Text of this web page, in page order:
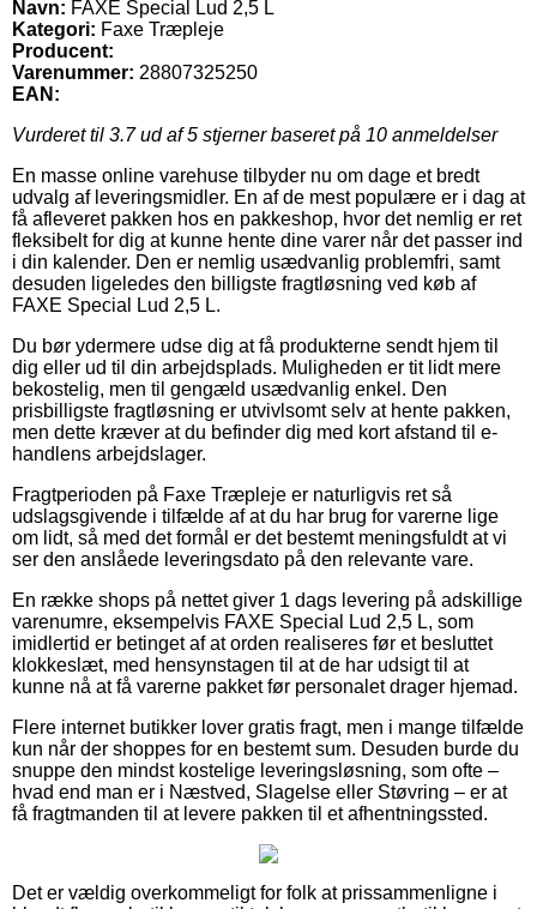
Navn: FAXE Special Lud 2,5 L
Kategori: Faxe Træpleje
Producent:
Varenummer: 28807325250
EAN:
Vurderet til 3.7ud af 5 stjerner baseret på 10 anmeldelser
En masse online varehuse tilbyder nu om dage et bredt
udvalg af leveringsmidler. En af de mest populære er i dag at
få afleveret pakken hos en pakkeshop, hvor det nemlig er ret
fleksibelt for dig at kunne hente dine varer når det passer ind
i din kalender. Den er nemlig usædvanlig problemfri, samt
desuden ligeledes den billigste fragtløsning ved køb af
FAXE Special Lud 2,5 L.
Du bør ydermere udse dig at få produkterne sendt hjem til
dig eller ud til din arbejdsplads. Muligheden er tit lidt mere
bekostelig, men til gengæld usædvanlig enkel. Den
prisbilligste fragtløsning er utvivlsomt selv at hente pakken,
men dette kræver at du befinder dig med kort afstand til e-
handlens arbejdslager.
Fragtperioden på Faxe Træpleje er naturligvis ret så
udslagsgivende i tilfælde af at du har brug for varerne lige
om lidt, så med det formål er det bestemt meningsfuldt at vi
ser den anslåede leveringsdato på den relevante vare.
En række shops på nettet giver 1 dags levering på adskillige
varenumre, eksempelvis FAXE Special Lud 2,5 L, som
imidlertid er betinget af at orden realiseres før et besluttet
klokkeslæt, med hensynstagen til at de har udsigt til at
kunne nå at få varerne pakket før personalet drager hjemad.
Flere internet butikker lover gratis fragt, men i mange tilfælde
kun når der shoppes for en bestemt sum. Desuden burde du
snuppe den mindst kostelige leveringsløsning, som ofte –
hvad end man er i Næstved, Slagelse eller Støvring – er at
få fragtmanden til at levere pakken til et afhentningssted.
Det er vældig overkommeligt for folk at prissammenligne i